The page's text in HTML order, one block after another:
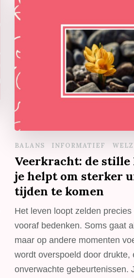
BALANS INFORMATIEF
Veerkracht: de
je helpt om sterker
tijden te komen
Het leven loopt zelden
vooraf bedenken. Soms gaat
maar op andere momenten
wordt overspoeld door drukte,
onverwachte gebeurtenissen.